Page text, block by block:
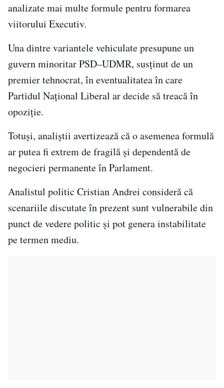
analizate mai multe formule pentru formarea
viitorului Executiv.
Una dintre variantele vehiculate presupune un
guvern minoritar PSD–UDMR, susținut de un
premier tehnocrat, în eventualitatea în care
Partidul Național Liberal ar decide să treacă în
opoziție.
Totuși, analiștii avertizează că o asemenea formulă
ar putea fi extrem de fragilă și dependentă de
negocieri permanente în Parlament.
Analistul politic Cristian Andrei consideră că
scenariile discutate în prezent sunt vulnerabile din
punct de vedere politic și pot genera instabilitate
pe termen mediu.